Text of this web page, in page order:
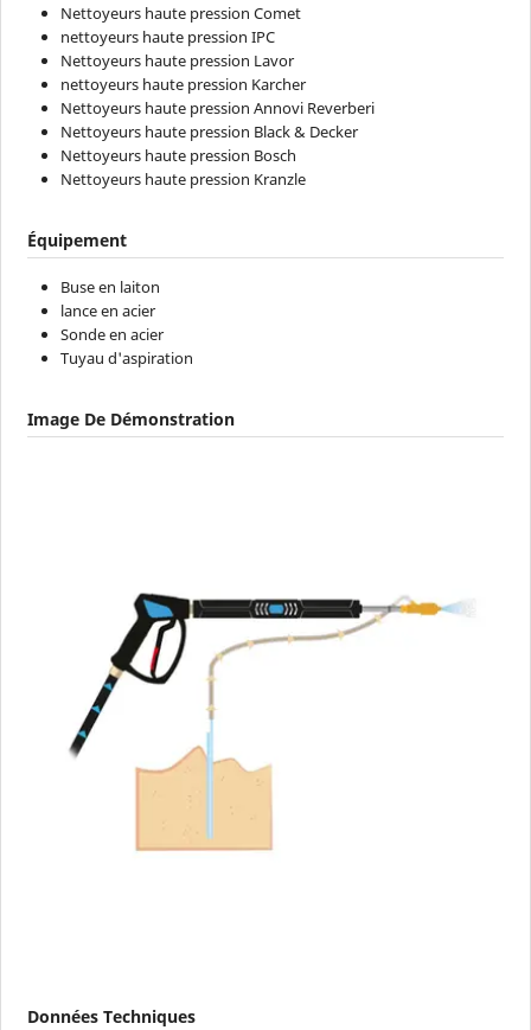
Nettoyeurs haute pression Comet
nettoyeurs haute pression IPC
Nettoyeurs haute pression Lavor
nettoyeurs haute pression Karcher
Nettoyeurs haute pression Annovi Reverberi
Nettoyeurs haute pression Black & Decker
Nettoyeurs haute pression Bosch
Nettoyeurs haute pression Kranzle
Équipement
Buse en laiton
lance en acier
Sonde en acier
Tuyau d'aspiration
Image De Démonstration
Données Techniques